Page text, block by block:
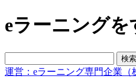
eラーニング
運営：eラーニング専門企業